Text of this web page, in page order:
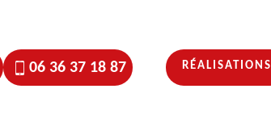
06 36 37 18 87 RÉALISATIONS